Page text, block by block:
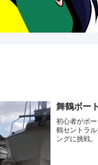
舞鶴ボー
初心者がボ
鶴セントラ
ングに挑戦。